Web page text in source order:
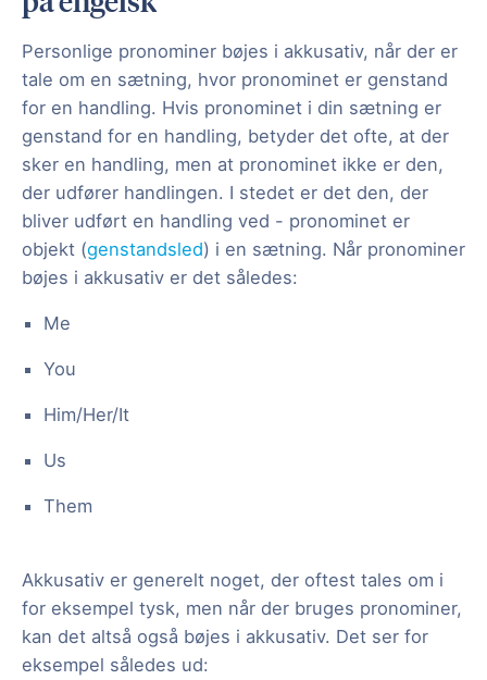
Personlige pronominer bøjes i akkusativ, når der er
tale om en sætning, hvor pronominet er genstand
for en handling. Hvis pronominet i din sætning er
genstand for en handling, betyder det ofte, at der
sker en handling, men at pronominet ikke er den,
der udfører handlingen. I stedet er det den, der
bliver udført en handling ved - pronominet er
objekt (genstandsled) i en sætning. Når pronominer
bøjes i akkusativ er det således:
Me
You
Him/Her/It
Us
Them
Akkusativ er generelt noget, der oftest tales om i
for eksempel tysk, men når der bruges pronominer,
kan det altså også bøjes i akkusativ. Det ser for
eksempel således ud: